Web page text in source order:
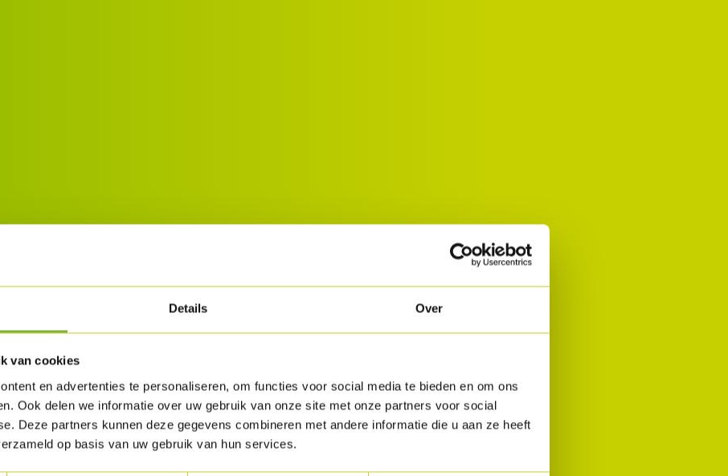
Details Over
van cookies
en advertenties te personaliseren, om functies voor social media te bieden en om ons
Ook delen we informatie over uw gebruik van onze site met onze partners voor social
Deze partners kunnen deze gegevens combineren met andere informatie die u aan ze heeft
op basis van uw gebruik van hun services.